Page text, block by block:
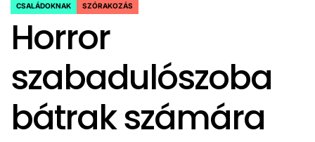
POSTED
IN
CSALÁDOKNAK SZÓRAKOZÁS
Horror
szabadulószoba
bátrak számára